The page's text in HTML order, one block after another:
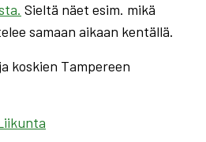
Sieltä näet esim. mikä
samaan aikaan kentällä.
koskien Tampereen